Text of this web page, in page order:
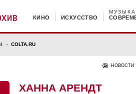
КИНО ИСКУССТВО
МУЗЫКА
COLTA.RU
НОВОСТИ
ХАННА АРЕНДТ